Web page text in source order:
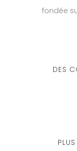
fondée
DES